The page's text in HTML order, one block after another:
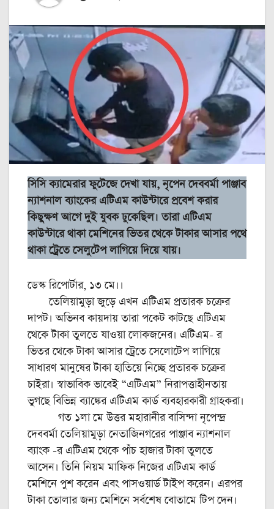
সিসি ক্যামেরার ফুটেজে দেখা যায়, নৃপেন দেববর্মা পাঞ্জাব
ন্যাশনাল ব্যাংকের এটিএম কাউন্টারে প্রবেশ করার
কিছুক্ষণ আগে দুই যুবক ঢুকেছিল। তারা এটিএম
কাউন্টারে থাকা মেশিনের ভিতর থেকে টাকার আসার পথে
থাকা ট্রেতে সেলুটেপ লাগিয়ে দিয়ে যায়।
ডেস্ক রিপোর্টার, ১৩ মে।।
তেলিয়ামুড়া জুড়ে এখন এটিএম প্রতারক চক্রের
দাপট। অভিনব কায়দায় তারা পকেট কাটছে এটিএম
থেকে টাকা তুলতে যাওয়া লোকজনের। এটিএম- র
ভিতর থেকে টাকা আসার ট্রেতে সেলোটেপ লাগিয়ে
সাধারণ মানুষের টাকা হাতিয়ে নিচ্ছে প্রতারক চক্রের
চাইরা। স্বাভাবিক ভাবেই “এটিএম” নিরাপত্তাহীনতায়
ভুগছে বিভিন্ন ব্যাঙ্কের এটিএম কার্ড ব্যবহারকারী গ্রাহকরা।
গত ১লা মে উত্তর মহারানীর বাসিন্দা নৃপেন্দ্র
দেববর্মা তেলিয়ামুড়া নেতাজিনগরের পাঞ্জাব ন্যাশনাল
ব্যাংক -র এটিএম থেকে পাঁচ হাজার টাকা তুলতে
আসেন। তিনি নিয়ম মাফিক নিজের এটিএম কার্ড
মেশিনে পুশ করেন এবং পাসওয়ার্ড টাইপ করেন। এরপর
টাকা তোলার জন্য মেশিনে সর্বশেষ বোতামে টিপ দেন।